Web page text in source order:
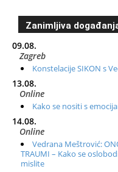
Zanimljiva
09.08.
Zagreb
Konstelacije SIKON s
13.08.
Online
Kako se nositi s
14.08.
Online
Vedrana Meštrović:
TRAUMI – Kako se
mislite